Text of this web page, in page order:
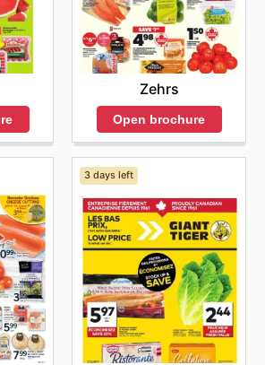
website a potentially rewarding one.
value reinforces their
in providing accessible and
for Canadians. Stay up to date with
weekly ads and enjoy exclusive
Zehrs
Open brochure
3 days left